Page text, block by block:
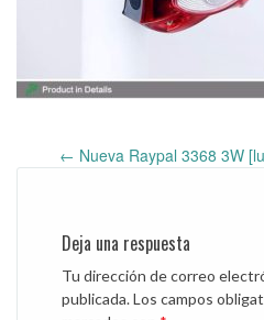
Post
← Nueva Raypal 3368 3W
Deja una respuesta
Tu dirección de correo
publicada.Los campos